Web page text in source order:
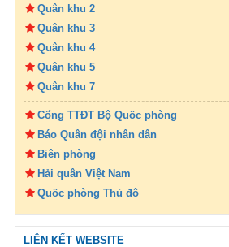
Quân khu 2
Quân khu 3
Quân khu 4
Quân khu 5
Quân khu 7
Cổng TTĐT Bộ Quốc phòng
Báo Quân đội nhân dân
Biên phòng
Hải quân Việt Nam
Quốc phòng Thủ đô
LIÊN KẾT WEBSITE